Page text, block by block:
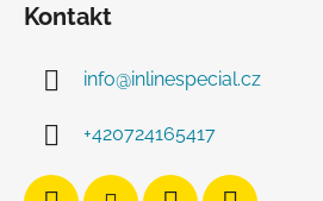
Kontakt
info@inlinespecial.cz
+420724165417